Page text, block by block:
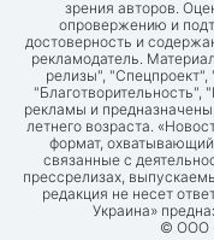
зрения авторов.
опровержению и
достоверность и
рекламодатель.
релизы", "Спецпроект",
рекламы и
летнего возраста.
формат,
связанные с
прессрелизах,
редакция не несет
Украина»
© ООО